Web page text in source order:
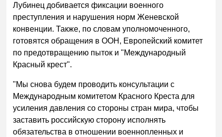
Лубинец добивается фиксации военного
преступления и нарушения норм Женевской
конвенции. Также, по словам уполномоченного,
готовятся обращения в ООН, Европейский комитет
по предотвращению пыток и "Международный
Красный крест".
"Мы снова будем проводить консультации с
Международным комитетом Красного Креста для
усиления давления со стороны стран мира, чтобы
заставить российскую сторону исполнять
обязательства в отношении военнопленных и